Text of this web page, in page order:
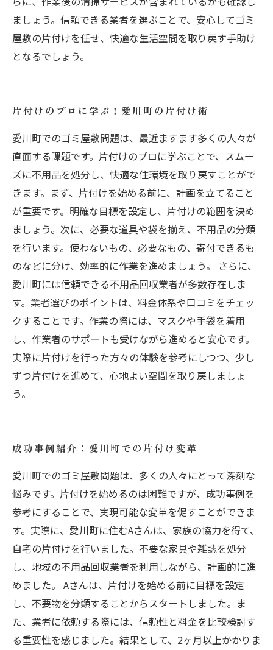
ましょう。信頼できる業者を選ぶことで、安心してゴミ
屋敷の片付けを任せ、快適な生活空間を取り戻す手助け
となるでしょう。
片付けのプロに学ぶ！愛川町の片付け術
愛川町でのゴミ屋敷問題は、最近ますます多くの人々が
直面する課題です。片付けのプロに学ぶことで、スムー
ズに不用品を処分し、快適な住環境を取り戻すことがで
きます。まず、片付けを始める前に、計画を立てること
が重要です。明確な目標を設定し、片付けの範囲を決め
ましょう。次に、必要な道具や袋を揃え、不用品の分類
を行います。使わないもの、必要なもの、寄付できるも
のなどに分け、効率的に作業を進めましょう。 さらに、
愛川町には信頼できる不用品回収業者が多数存在しま
す。業者選びのポイントは、料金体系や口コミをチェッ
クすることです。作業の際には、マスクや手袋を着用
し、作業者のサポートも受けながら進めると安心です。
実際に片付けを行った方々の体験を参考にしつつ、少し
ずつ片付けを進めて、心地よい空間を取り戻しましょ
う。
成功事例紹介：愛川町での片付け変革
愛川町でのゴミ屋敷問題は、多くの人々にとって深刻な
悩みです。片付けを始めるのは困難ですが、成功事例を
参考にすることで、実現可能な変革を促すことができま
す。実際に、愛川町に住むAさんは、家族の協力を得て、
自宅の片付けを行いました。不要な家具や雑誌を処分
し、地域の不用品回収業者を利用しながら、計画的に進
めました。 Aさんは、片付けを始める前に目標を設定
し、不要物を分類することからスタートしました。ま
た、業者に依頼する際には、信頼性と料金を比較検討す
る重要性を感じました。結果として、2ヶ月以上かかりま